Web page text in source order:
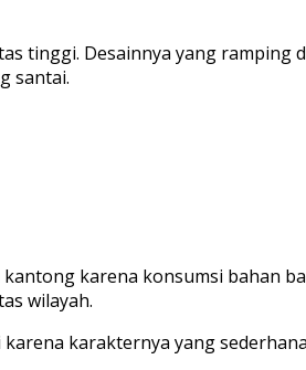
tinggi. Desainnya yang ramping
santai.
karena konsumsi bahan
wilayah.
karakternya yang